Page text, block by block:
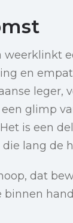
weerklinkt
en
leger,
glimp
is een
lang de
dat